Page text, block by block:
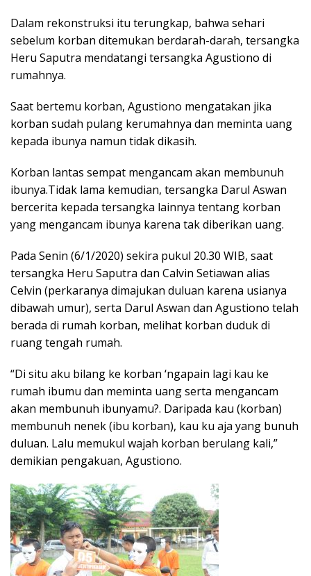
Dalam rekonstruksi itu terungkap, bahwa sehari
sebelum korban ditemukan berdarah-darah, tersangka
Heru Saputra mendatangi tersangka Agustiono di
rumahnya.
Saat bertemu korban, Agustiono mengatakan jika
korban sudah pulang kerumahnya dan meminta uang
kepada ibunya namun tidak dikasih.
Korban lantas sempat mengancam akan membunuh
ibunya.Tidak lama kemudian, tersangka Darul Aswan
bercerita kepada tersangka lainnya tentang korban
yang mengancam ibunya karena tak diberikan uang.
Pada Senin (6/1/2020) sekira pukul 20.30 WIB, saat
tersangka Heru Saputra dan Calvin Setiawan alias
Celvin (perkaranya dimajukan duluan karena usianya
dibawah umur), serta Darul Aswan dan Agustiono telah
berada di rumah korban, melihat korban duduk di
ruang tengah rumah.
“Di situ aku bilang ke korban ‘ngapain lagi kau ke
rumah ibumu dan meminta uang serta mengancam
akan membunuh ibunyamu?. Daripada kau (korban)
membunuh nenek (ibu korban), kau ku aja yang bunuh
duluan. Lalu memukul wajah korban berulang kali,”
demikian pengakuan, Agustiono.